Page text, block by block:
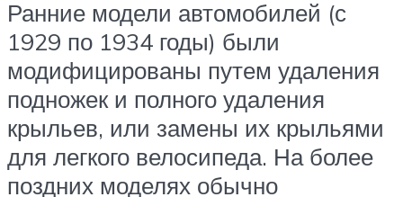
Ранние модели автомобилей (с
1929 по 1934 годы) были
модифицированы путем удаления
подножек и полного удаления
крыльев, или замены их крыльями
для легкого велосипеда. На более
поздних моделях обычно